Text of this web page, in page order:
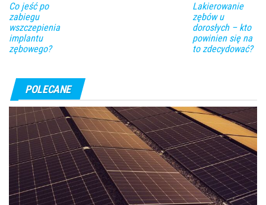
Co jeść po
zabiegu
wszczepienia
implantu
zębowego?
Lakierowanie
zębów u
dorosłych – kto
powinien się na
to zdecydować?
POLECANE